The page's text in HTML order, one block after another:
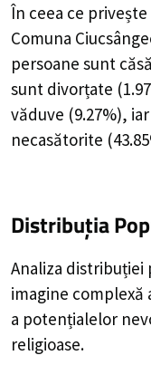
În ceea ce
Comuna
persoane sunt
sunt divorțate (
văduve (9.27%), iar
necasătorite (
Distribuția
Analiza
imagine complexă
a potențialelor
religioase.